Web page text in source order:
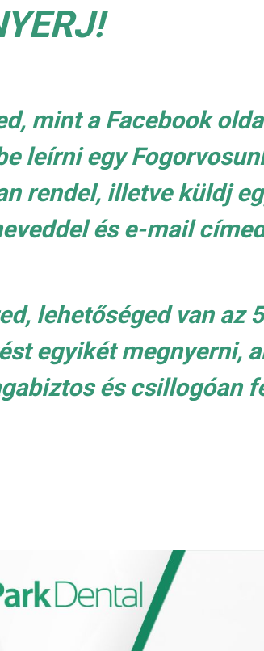
mint a Facebook
leírni egy
rendel, illetve küldj
és e-mail
lehetőséged van az
egyikét megnyerni,
és csillogóan